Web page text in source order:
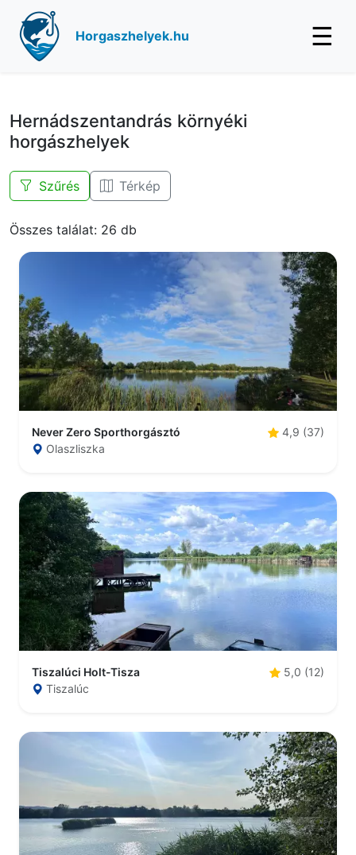
Horgaszhelyek.hu ☰
Hernádszentandrás környéki
horgászhelyek
Szűrés Térkép
Összes találat: 26 db
Never Zero Sporthorgásztó
4,9 (37)
Olaszliszka
Tiszalúci Holt-Tisza
5,0 (12)
Tiszalúc